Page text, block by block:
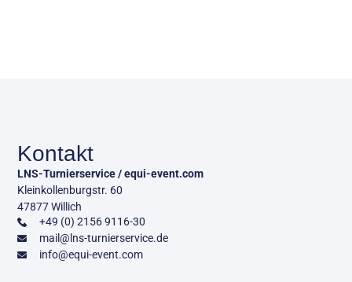
Kontakt
LNS-Turnierservice / equi-event.com
Kleinkollenburgstr. 60
47877 Willich
+49 (0) 2156 9116-30
mail@lns-turnierservice.de
info@equi-event.com